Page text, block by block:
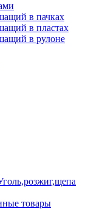
в пачках
в пластах
в рулоне
товары